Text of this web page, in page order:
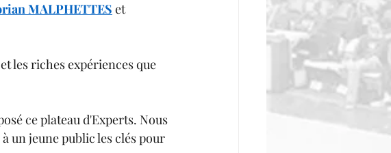
MALPHETTES et
les riches expériences que
ce plateau d'Experts. Nous
un jeune public les clés pour